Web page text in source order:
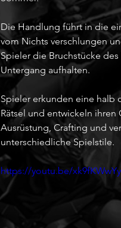
Die Handlung führt in die
vom Nichts verschlungen
Spieler die Bruchstücke
Untergang aufhalten.
Spieler erkunden eine halb
Rätsel und entwickeln ihren
Ausrüstung, Crafting und
unterschiedliche Spielstile.
https://youtu.be/